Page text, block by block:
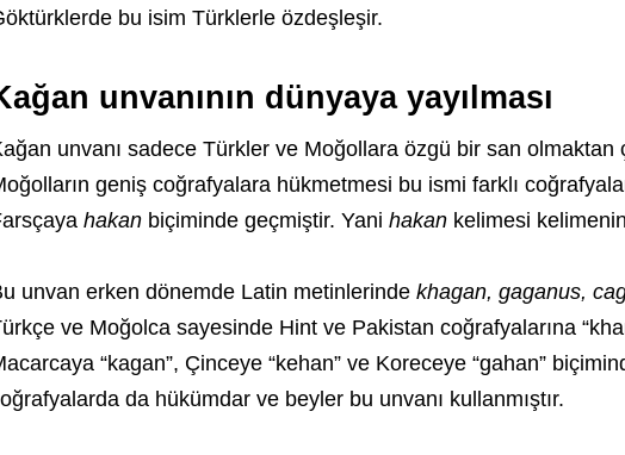
bu isim Türklerle özdeşleşir.
unvanının dünyaya yayılması
unvanı sadece Türkler ve Moğollara özgü bir san olmaktan
geniş coğrafyalara hükmetmesi bu ismi farklı
hakanbiçiminde geçmiştir. Yani hakankelimesi
unvan erken dönemde Latin metinlerinde khagan, gaganus,
ve Moğolca sayesinde Hint ve Pakistan coğrafyalarına
“kagan”, Çinceye “kehan” ve Koreceye “gahan”
da hükümdar ve beyler bu unvanı kullanmıştır.